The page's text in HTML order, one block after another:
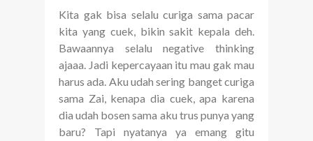
Kita gak bisa selalu curiga sama pacar
kita yang cuek, bikin sakit kepala deh.
Bawaannya selalu negative thinking
ajaaa. Jadi kepercayaan itu mau gak mau
harus ada. Aku udah sering banget curiga
sama Zai, kenapa dia cuek, apa karena
dia udah bosen sama aku trus punya yang
baru? Tapi nyatanya ya emang gitu